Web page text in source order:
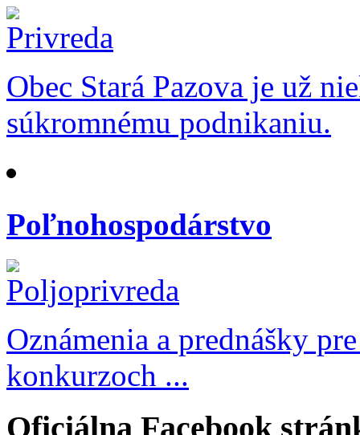
Obec Stará Pazova je už
súkromnému podnikaniu.
Poľnohospodárstvo
Oznámenia a prednášky
konkurzoch ...
Oficiálna Facebook